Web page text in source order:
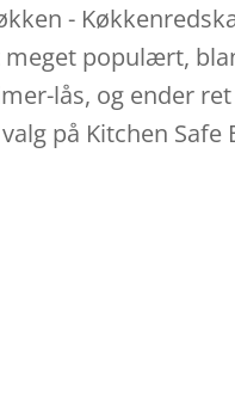
-
meget populært,
lås, og ender
på Kitchen Safe